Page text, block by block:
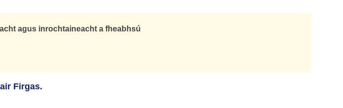
agus inrochtaineacht a fheabhsú
Firgas.